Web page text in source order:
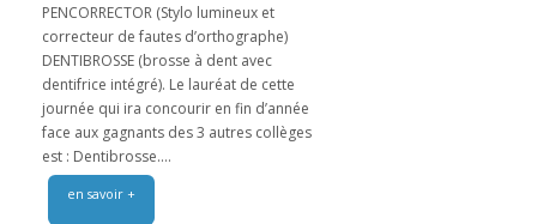
PENCORRECTOR (Stylo lumineux et
correcteur de fautes d’orthographe)
DENTIBROSSE (brosse à dent avec
dentifrice intégré). Le lauréat de cette
journée qui ira concourir en fin d’année
face aux gagnants des 3 autres collèges
est : Dentibrosse....
en savoir +